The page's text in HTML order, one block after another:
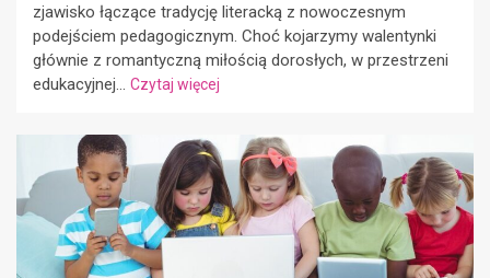
zjawisko łączące tradycję literacką z nowoczesnym
podejściem pedagogicznym. Choć kojarzymy walentynki
głównie z romantyczną miłością dorosłych, w przestrzeni
edukacyjnej... Czytaj więcej